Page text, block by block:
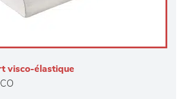
visco-élastique